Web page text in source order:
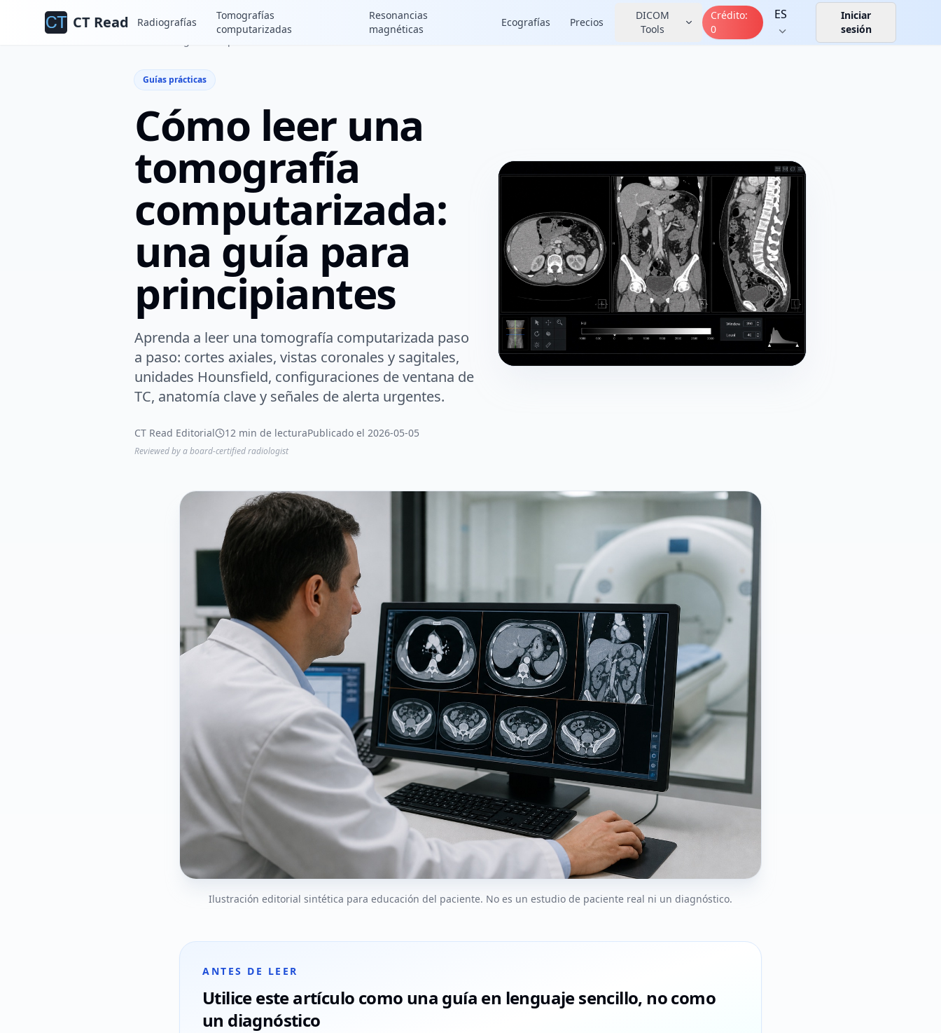
CT Read Radiografías
Tomografías
computarizadas
Resonancias
magnéticas
Ecografías Precios
DICOM
Tools
Crédito:
0
ES
Iniciar
sesión
Guías prácticas
Guías prácticas
Cómo leer una
tomografía
computarizada:
una guía para
principiantes
Aprenda a leer una tomografía computarizada paso
a paso: cortes axiales, vistas coronales y sagitales,
unidades Hounsfield, configuraciones de ventana de
TC, anatomía clave y señales de alerta urgentes.
CT Read Editorial 12 min de lecturaPublicado el 2026-05-05
Reviewed by a board-certified radiologist
Ilustración editorial sintética para educación del paciente. No es un estudio de paciente real ni un diagnóstico.
ANTES DE LEER
Utilice este artículo como una guía en lenguaje sencillo, no como
un diagnóstico